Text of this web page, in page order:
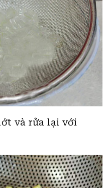
và rửa lại với